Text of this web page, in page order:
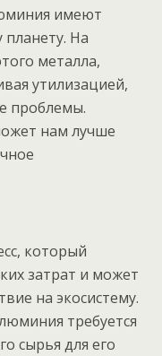
имеют
На
металла,
утилизацией,
проблемы.
нам лучше
который
затрат и может
на экосистему.
требуется
сырья для его